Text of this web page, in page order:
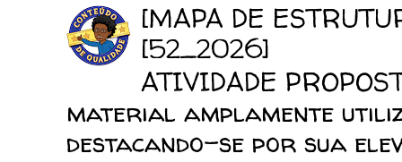
[MAPA DE
[52_2026]
ATIVIDADE
material amplamente
destacando-se por sua